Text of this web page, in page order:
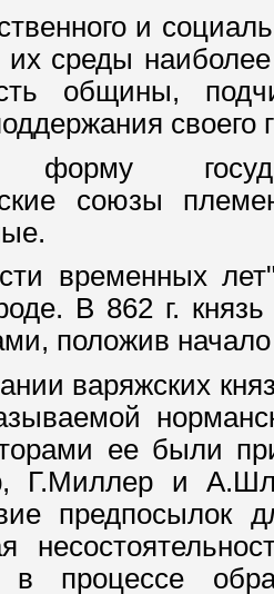
и
среды
общины,
своего
форму
союзы
временных
В 862 г.
положив
варяжских
ее были
Г.Миллер и
предпосылок
процессе